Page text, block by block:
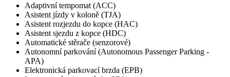
Adaptivní tempomat (ACC)
Asistent jízdy v koloně (TJA)
Asistent rozjezdu do kopce (HAC)
Asistent sjezdu z kopce (HDC)
Automatické stěrače (senzorové)
Autonomní parkování (Autonomous Passenger Parking -
APA)
Elektronická parkovací brzda (EPB)